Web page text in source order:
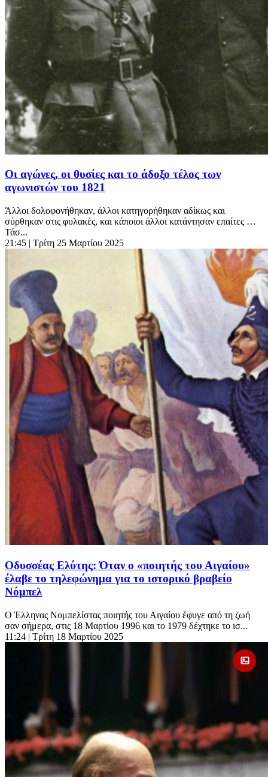
Οι αγώνες, οι θυσίες και το άδοξο τέλος των
αγωνιστών του 1821
Άλλοι δολοφονήθηκαν, άλλοι κατηγορήθηκαν αδίκως και
σύρθηκαν στις φυλακές, και κάποιοι άλλοι κατάντησαν επαίτες …
Τάσ...
21:45 | Τρίτη 25 Μαρτίου 2025
Οδυσσέας Ελύτης: Όταν ο «ποιητής του Αιγαίου»
έλαβε το τηλεφώνημα για το ιστορικό βραβείο
Νόμπελ
Ο Έλληνας Νομπελίστας ποιητής του Αιγαίου έφυγε από τη ζωή
σαν σήμερα, στις 18 Μαρτίου 1996 και το 1979 δέχτηκε το ισ...
11:24 | Τρίτη 18 Μαρτίου 2025